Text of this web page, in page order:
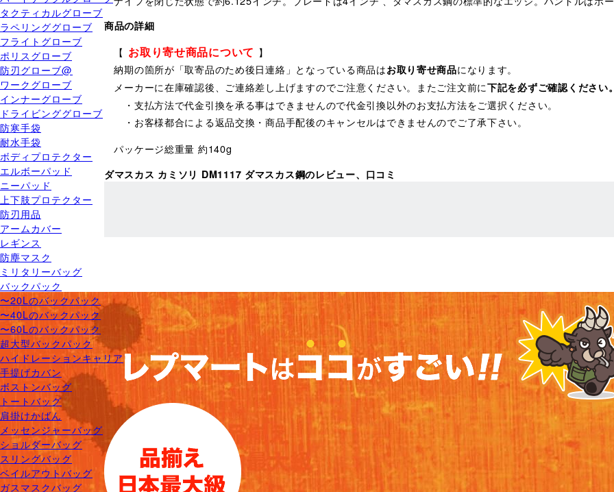
タクティカルグローブ
ラペリンググローブ
フライトグローブ
ポリスグローブ
防刃グローブ@
ワークグローブ
インナーグローブ
ドライビンググローブ
防寒手袋
耐水手袋
ボディプロテクター
エルボーパッド
ニーパッド
上下肢プロテクター
防刃用品
アームカバー
レギンス
防塵マスク
ミリタリーバッグ
バックパック
〜20Lのバックパック
〜40Lのバックパック
〜60Lのバックパック
超大型バックパック
ハイドレーションキャリア
手提げカバン
ボストンバッグ
トートバッグ
肩掛けかばん
メッセンジャーバッグ
ショルダーバッグ
スリングバッグ
ベイルアウトバッグ
ガスマスクバッグ
商品の詳細
【 お取り寄せ商品について 】
納期の箇所が「取寄品のため後日連絡」となっている商品はお取り寄せ商品になります。
メーカーに在庫確認後、ご連絡差し上げますのでご注意ください。またご注文前に下記を必ずご確認ください。
・支払方法で代金引換を承る事はできませんので代金引換以外のお支払方法をご選択ください。
・お客様都合による返品交換・商品手配後のキャンセルはできませんのでご了承下さい。
パッケージ総重量 約140g
ダマスカス カミソリ DM1117 ダマスカス鋼のレビュー、口コミ